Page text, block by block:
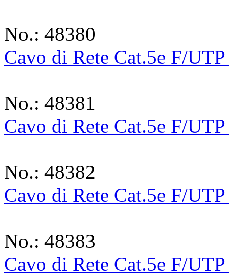
No.: 48380
Cavo di Rete Cat.5e F/
No.: 48381
Cavo di Rete Cat.5e F/
No.: 48382
Cavo di Rete Cat.5e F/
No.: 48383
Cavo di Rete Cat.5e F/